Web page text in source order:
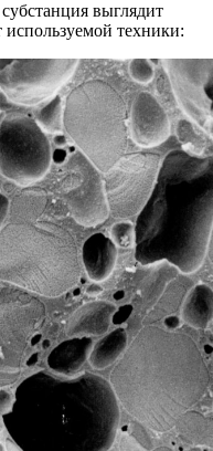
выглядит
используемой техники: